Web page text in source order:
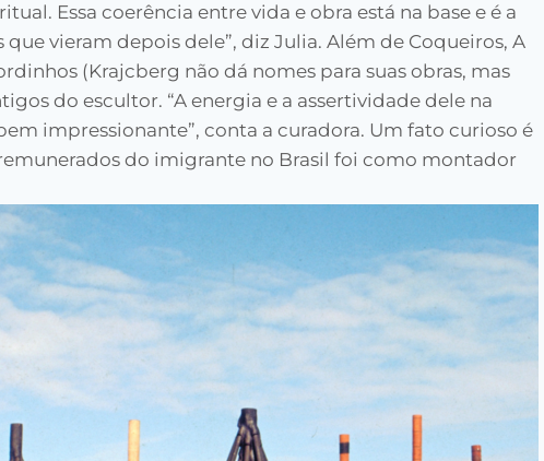
Essa coerência entre vida e obra está na base e é a
vieram depois dele”, diz Julia. Além de Coqueiros, A
(Krajcberg não dá nomes para suas obras, mas
do escultor. “A energia e a assertividade dele na
impressionante”, conta a curadora. Um fato curioso é
do imigrante no Brasil foi como montador